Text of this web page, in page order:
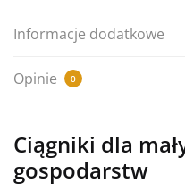
Informacje dodatkowe
Opinie 0
Ciągniki dla
gospodarstw